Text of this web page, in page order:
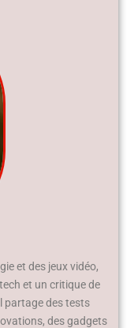
et des jeux vidéo,
et un critique de
partage des tests
des gadgets